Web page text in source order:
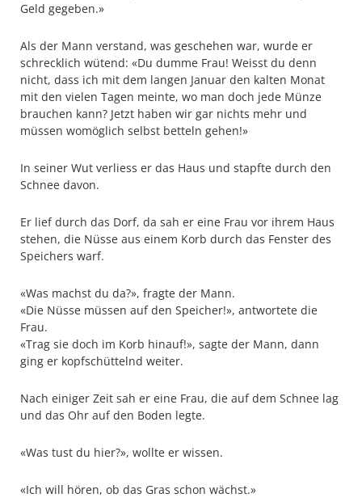
Geld gegeben.»
Als der Mann verstand, was geschehen war, wurde er
schrecklich wütend: «Du dumme Frau! Weisst du denn
nicht, dass ich mit dem langen Januar den kalten Monat
mit den vielen Tagen meinte, wo man doch jede Münze
brauchen kann? Jetzt haben wir gar nichts mehr und
müssen womöglich selbst betteln gehen!»
In seiner Wut verliess er das Haus und stapfte durch den
Schnee davon.
Er lief durch das Dorf, da sah er eine Frau vor ihrem Haus
stehen, die Nüsse aus einem Korb durch das Fenster des
Speichers warf.
«Was machst du da?», fragte der Mann.
«Die Nüsse müssen auf den Speicher!», antwortete die
Frau.
«Trag sie doch im Korb hinauf!», sagte der Mann, dann
ging er kopfschüttelnd weiter.
Nach einiger Zeit sah er eine Frau, die auf dem Schnee lag
und das Ohr auf den Boden legte.
«Was tust du hier?», wollte er wissen.
«Ich will hören, ob das Gras schon wächst.»